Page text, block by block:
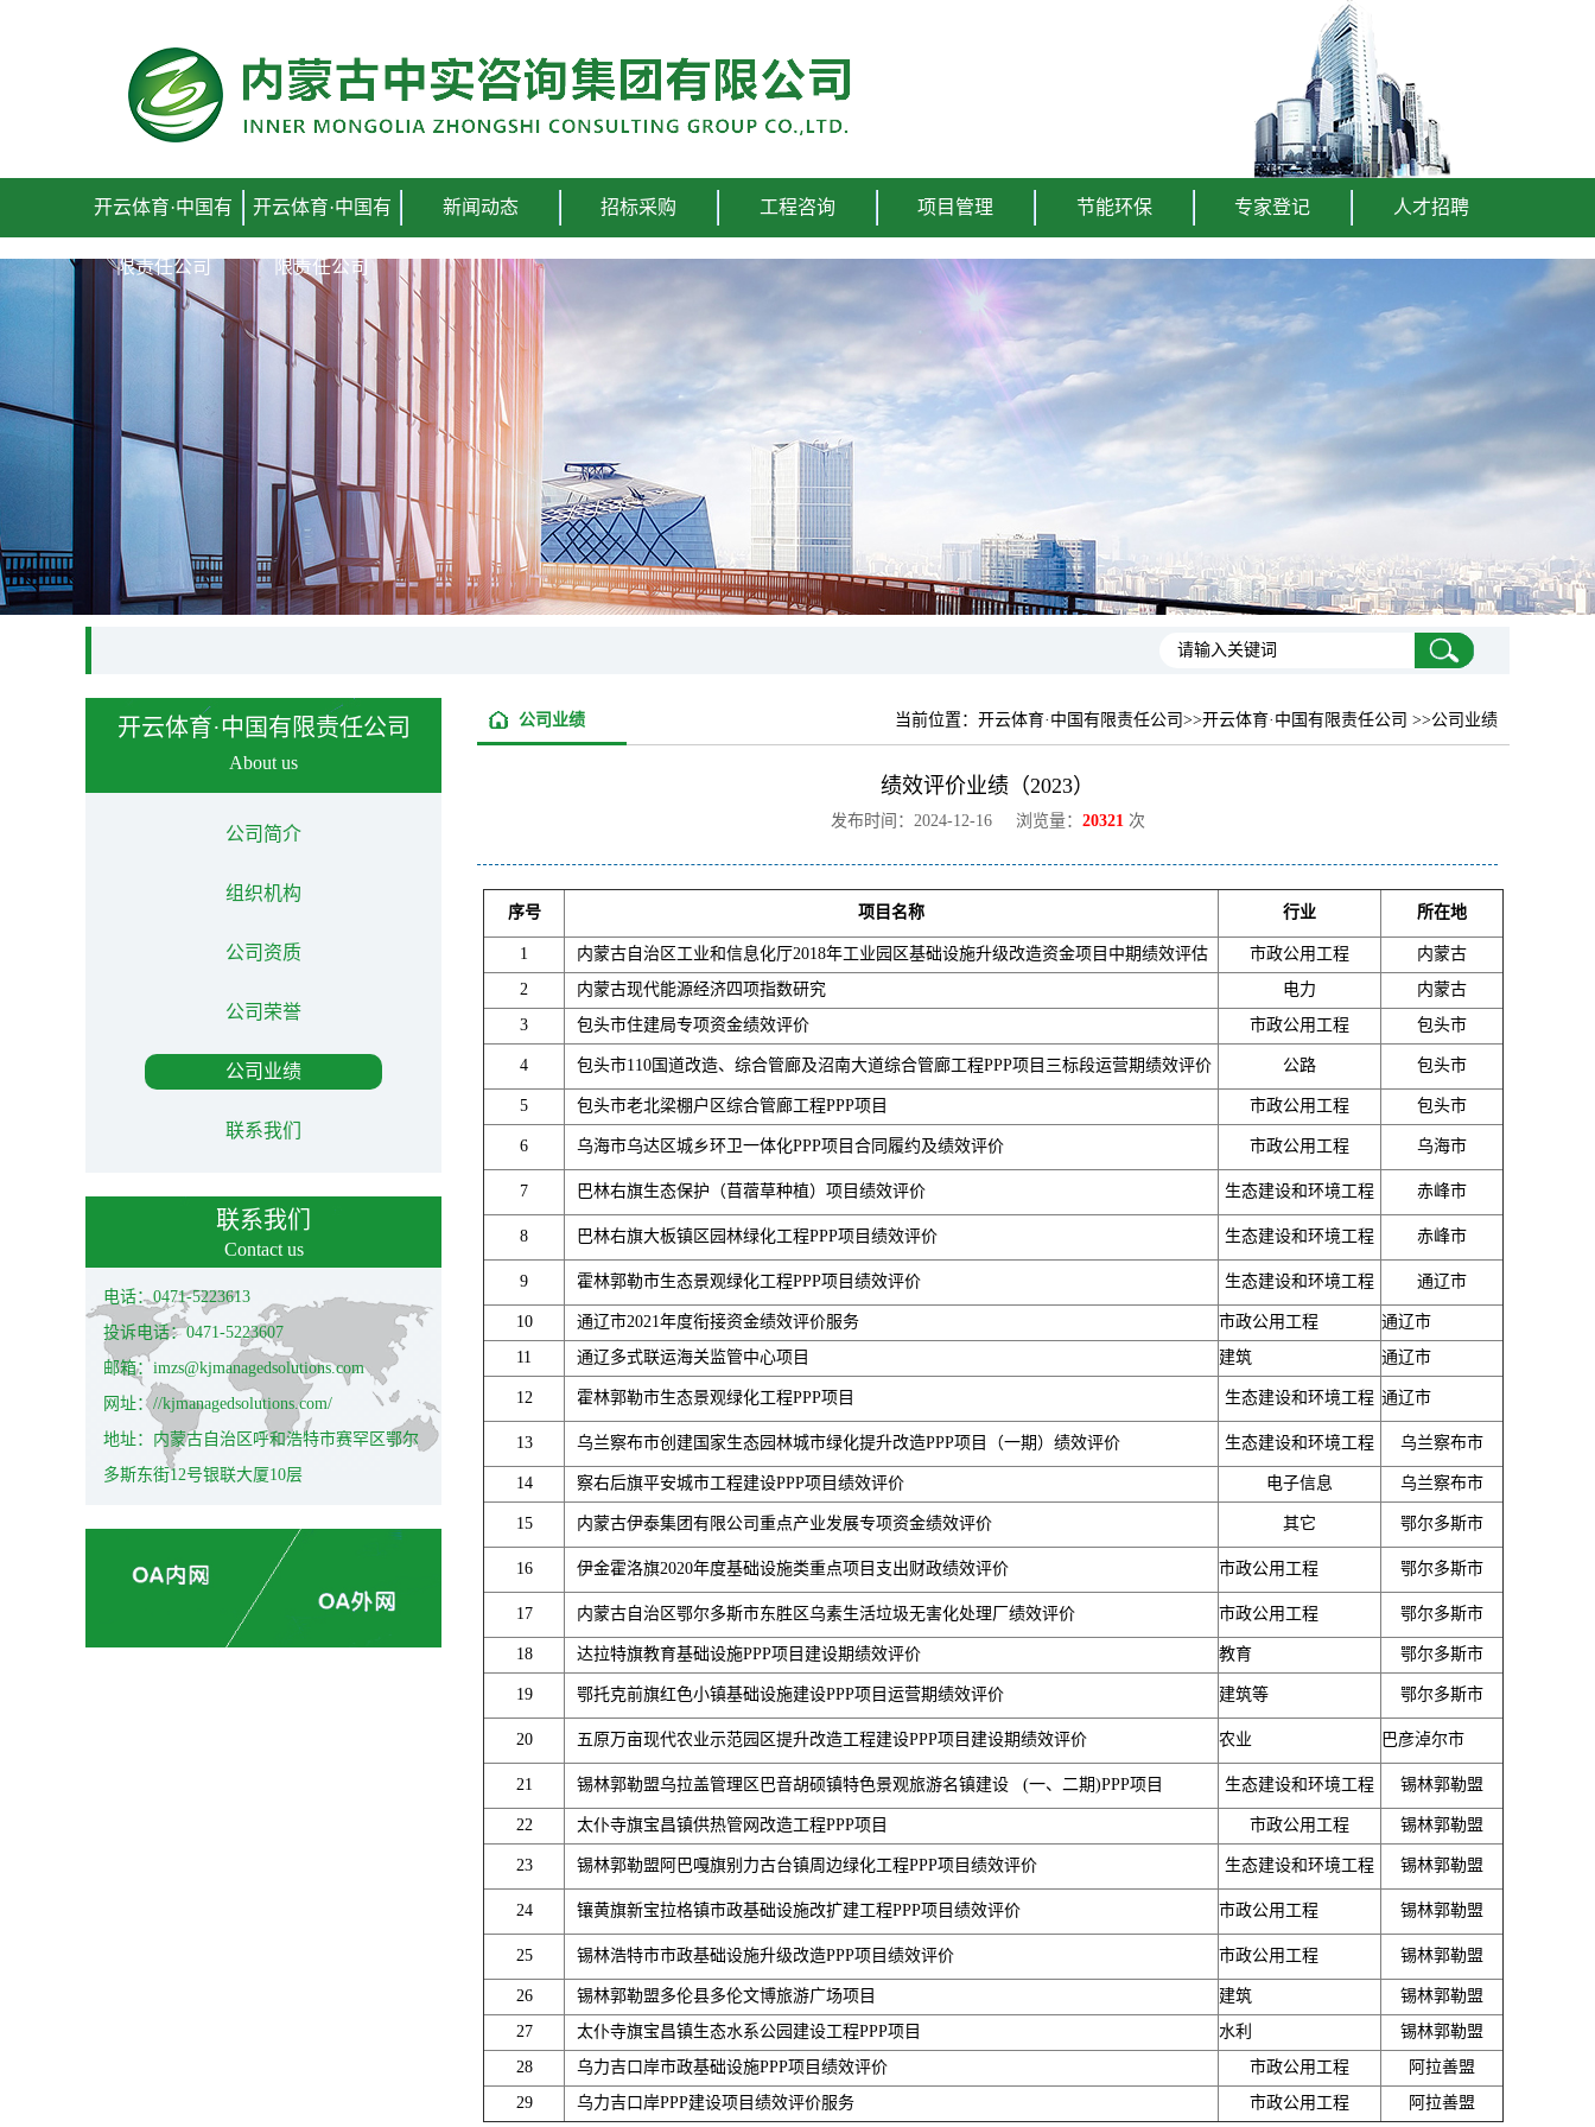
开云体育·中国有
限责任公司
开云体育·中国有
限责任公司
新闻动态 招标采购 工程咨询 项目管理 节能环保 专家登记 人才招聘
开云体育·中国有限责任公司
About us
公司简介
组织机构
公司资质
公司荣誉
公司业绩
联系我们
联系我们
Contact us
电话：0471-5223613
投诉电话：0471-5223607
邮箱：imzs@kjmanagedsolutions.com
网址：//kjmanagedsolutions.com/
地址：内蒙古自治区呼和浩特市赛罕区鄂尔
多斯东街12号银联大厦10层
当前位置： 开云体育·中国有限责任公司 >>开云体育·中国有限责任公司 >>公司业绩
公司业绩
绩效评价业绩（2023）
发布时间：2024-12-16 浏览量： 20321次
序号 项目名称 行业 所在地
1 内蒙古自治区工业和信息化厅2018年工业园区基础设施升级改造资金项目中期绩效评估 市政公用工程
内蒙古
2
内蒙古现代能源经济四项指数研究 电力
内蒙古
3
包头市住建局专项资金绩效评价 市政公用工程 包头市
4 包头市110国道改造、综合管廊及沼南大道综合管廊工程PPP项目三标段运营期绩效评价 公路 包头市
5 包头市老北梁棚户区综合管廊工程PPP项目 市政公用工程 包头市
6 乌海市乌达区城乡环卫一体化PPP项目合同履约及绩效评价 市政公用工程 乌海市
7 巴林右旗生态保护（苜蓿草种植）项目绩效评价 生态建设和环境工程 赤峰市
8 巴林右旗大板镇区园林绿化工程PPP项目绩效评价 生态建设和环境工程 赤峰市
9 霍林郭勒市生态景观绿化工程PPP项目绩效评价 生态建设和环境工程 通辽市
10 通辽市2021年度衔接资金绩效评价服务 市政公用工程
通辽市
11
通辽多式联运海关监管中心项目 建筑 通辽市
12 霍林郭勒市生态景观绿化工程PPP项目 生态建设和环境工程 通辽市
13 乌兰察布市创建国家生态园林城市绿化提升改造PPP项目（一期）绩效评价 生态建设和环境工程 乌兰察布市
14 察右后旗平安城市工程建设PPP项目绩效评价 电子信息 乌兰察布市
15 内蒙古伊泰集团有限公司重点产业发展专项资金绩效评价 其它 鄂尔多斯市
16 伊金霍洛旗2020年度基础设施类重点项目支出财政绩效评价 市政公用工程 鄂尔多斯市
17 内蒙古自治区鄂尔多斯市东胜区乌素生活垃圾无害化处理厂绩效评价 市政公用工程 鄂尔多斯市
18 达拉特旗教育基础设施PPP项目建设期绩效评价 教育 鄂尔多斯市
19 鄂托克前旗红色小镇基础设施建设PPP项目运营期绩效评价 建筑等 鄂尔多斯市
20 五原万亩现代农业示范园区提升改造工程建设PPP项目建设期绩效评价 农业 巴彦淖尔市
21 锡林郭勒盟乌拉盖管理区巴音胡硕镇特色景观旅游名镇建设 (一、二期)PPP项目 生态建设和环境工程 锡林郭勒盟
22 太仆寺旗宝昌镇供热管网改造工程PPP项目 市政公用工程 锡林郭勒盟
23 锡林郭勒盟阿巴嘎旗别力古台镇周边绿化工程PPP项目绩效评价 生态建设和环境工程 锡林郭勒盟
24 镶黄旗新宝拉格镇市政基础设施改扩建工程PPP项目绩效评价 市政公用工程 锡林郭勒盟
25 锡林浩特市市政基础设施升级改造PPP项目绩效评价 市政公用工程 锡林郭勒盟
26 锡林郭勒盟多伦县多伦文博旅游广场项目 建筑
锡林郭勒盟
27
太仆寺旗宝昌镇生态水系公园建设工程PPP项目 水利
锡林郭勒盟
28
乌力吉口岸市政基础设施PPP项目绩效评价 市政公用工程
阿拉善盟
29
乌力吉口岸PPP建设项目绩效评价服务 市政公用工程 阿拉善盟